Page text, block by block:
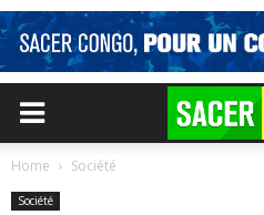
Home Société
Société